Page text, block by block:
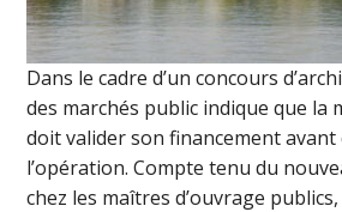
Dans le cadre d’un concours
des marchés public indique que la
doit valider son financement avant
l’opération. Compte tenu du
chez les maîtres d’ouvrage